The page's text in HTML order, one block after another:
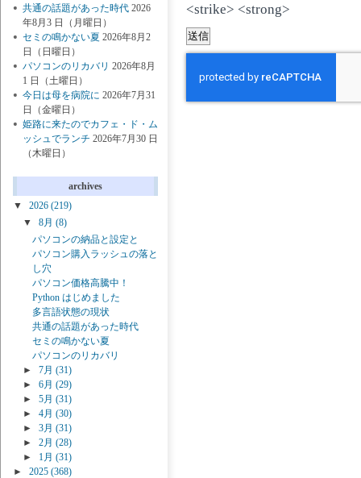
共通の話題があった時代 2026
年8月3 日（月曜日）
セミの鳴かない夏 2026年8月2
日（日曜日）
パソコンのリカバリ 2026年8月
1 日（土曜日）
今日は母を病院に 2026年7月31
日（金曜日）
姫路に来たのでカフェ・ド・ム
ッシュでランチ 2026年7月30 日
（木曜日）
archives
▼
2026 (219)
▼
8月 (8)
パソコンの納品と設定と
パソコン購入ラッシュの落と
し穴
パソコン価格高騰中！
Python はじめました
多言語状態の現状
共通の話題があった時代
セミの鳴かない夏
パソコンのリカバリ
►
7月 (31)
►
6月 (29)
►
5月 (31)
►
4月 (30)
►
3月 (31)
►
2月 (28)
►
1月 (31)
►
2025 (368)
<strike> <strong>